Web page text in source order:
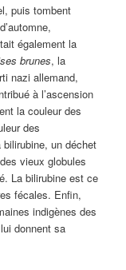
puis tombent
également la
brunes, la
nazi allemand,
à l’ascension
la couleur des
des
un déchet
vieux globules
La bilirubine est ce
fécales. Enfin,
indigènes des
donnent sa